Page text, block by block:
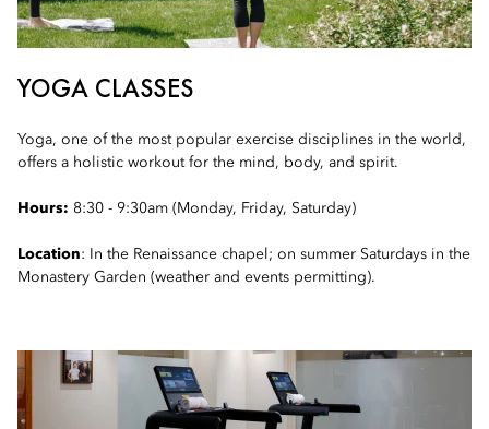
YOGA CLASSES
Yoga, one of the most popular exercise disciplines in the world,
offers a holistic workout for the mind, body, and spirit.
Hours: 8:30 - 9:30am (Monday, Friday, Saturday)
Location: In the Renaissance chapel; on summer Saturdays in the
Monastery Garden (weather and events permitting).